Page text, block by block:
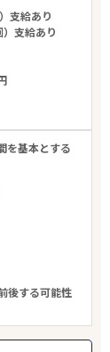
支給あり
支給あり
を基本とする
後する可能性